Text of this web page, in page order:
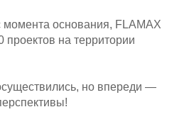
основания, FLAMAX
проектов на территории
но впереди —